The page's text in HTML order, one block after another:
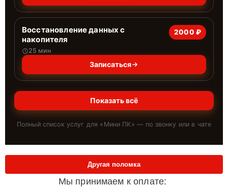
Восстановление данных с
накопителя
25 мин
2000 ₽
Записаться
Показать всё
Полный список услуг для « Мини ПК» — по звонку или в чате
Мы принимаем к оплате:
Другая поломка